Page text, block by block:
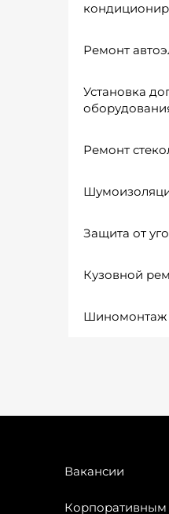
Ремонт
Установка
Ремонт
Защита от
Кузовной
Шиномонтаж
Вакансии
Корпоративным